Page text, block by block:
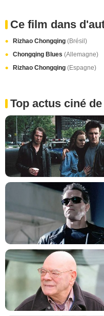
Ce film dans
Rizhao Chongqing (Brésil)
Chongqing Blues (Allemagne)
Rizhao Chongqing (Espagne)
Top actus ciné